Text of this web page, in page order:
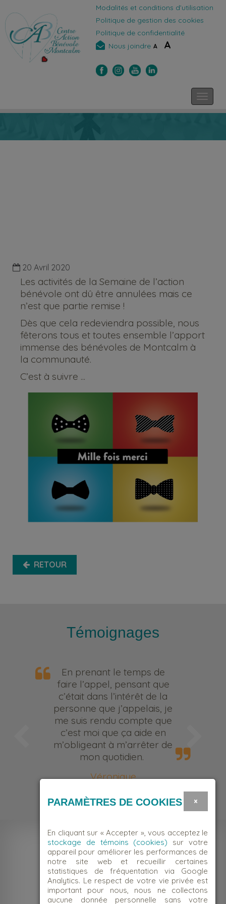
Modalités et conditions d’utilisation
Politique de gestion des cookies
Politique de confidentialité
Nous joindre A A
20 Avril 2020
Les activités de la Semaine de l’action
bénévole ont dû être annulées mais ce
n’est que partie remise !
Dès que cela redeviendra possible, nous
fêterons tous et toutes ensemble l’apport
immense des bénévoles de Montcalm à
la communauté.
C’est à suivre ...
RETOUR
Témoignages
En prenant le temps de
faire l’appel, pensant que
c’était dans l’intérêt de la
personne que j’appelais, je
me suis rendu compte que
c’est moi que ça aide en
m’obligeant à m’arrêter de
mon quotidien.
Véronique
×
PARAMÈTRES DE COOKIES
En cliquant sur « Accepter », vous acceptez le
stockage de témoins (cookies) sur votre
appareil pour améliorer les performances de
notre site web et recueillir certaines
statistiques de fréquentation via Google
Analytics. Le respect de votre vie privée est
important pour nous, nous ne collectons
aucune donnée personnelle sans votre